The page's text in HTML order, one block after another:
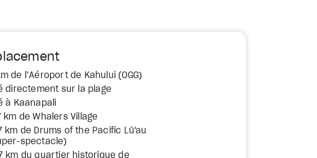
de l’Aéroport de Kahului (OGG)
directement sur la plage
à Kaanapali
km de Whalers Village
km de Drums of the Pacific Lū'au
spectacle)
km du quartier historique de